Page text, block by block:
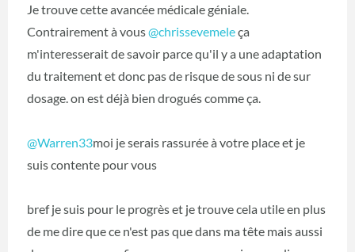
Je trouve cette avancée médicale géniale.
Contrairement à vous@chrissevemeleça
m'interesserait de savoir parce qu'il y a une adaptation
du traitement et donc pas de risque de sous ni de sur
dosage. on est déjà bien drogués comme ça.
@Warren33moi je serais rassurée à votre place et je
suis contente pour vous
bref je suis pour le progrès et je trouve cela utile en plus
de me dire que ce n'est pas que dans ma tête mais aussi